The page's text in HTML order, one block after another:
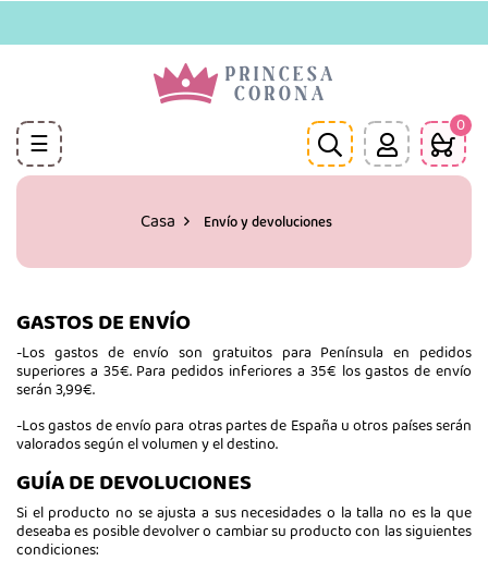
Navegación
de
☰
0
Casa Envío y devoluciones
GASTOS DE ENVÍO
-Los gastos de envío son gratuitos para Península en pedidos
superiores a 35€. Para pedidos inferiores a 35€ los gastos de envío
serán 3,99€.
-Los gastos de envío para otras partes de España u otros países serán
valorados según el volumen y el destino.
GUÍA DE DEVOLUCIONES
Si el producto no se ajusta a sus necesidades o la talla no es la que
deseaba es posible devolver o cambiar su producto con las siguientes
condiciones: